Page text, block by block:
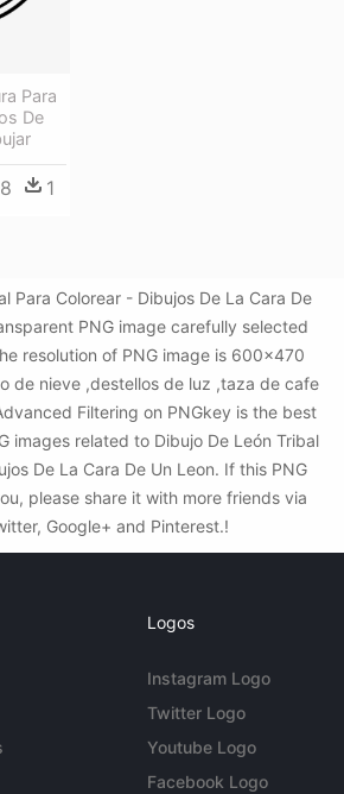
Para
De
8 1
Para Colorear - Dibujos De La Cara De
PNG image carefully selected
resolution of PNG image is 600x470
de nieve ,destellos de luz ,taza de cafe
Filtering on PNGkey is the best
images related to Dibujo De León Tribal
De La Cara De Un Leon. If this PNG
please share it with more friends via
Google+ and Pinterest.!
Logos
Instagram Logo
Twitter Logo
Youtube Logo
Facebook Logo